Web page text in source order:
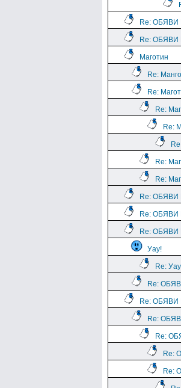
Re:
Re:
Маготин
Re:
Re:
Re:
Re:
Re:
Re:
Re:
Re:
Re:
Уау!
Re:
Re:
Re:
Re:
Re:
Re:
Re: